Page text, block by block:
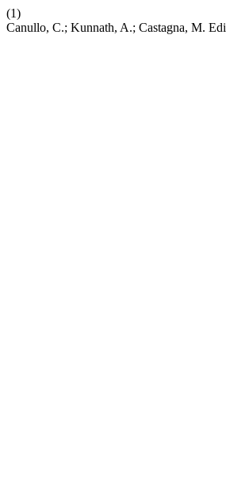
(1)
Canullo, C.; Kunnath, A.; Castagna, M.